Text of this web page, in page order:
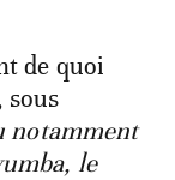
de quoi
notamment
le